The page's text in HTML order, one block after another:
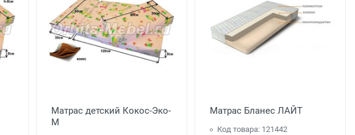
Матрас детский Кокос-Эко-
М
Матрас Бланес ЛАЙТ
Код товара: 121442